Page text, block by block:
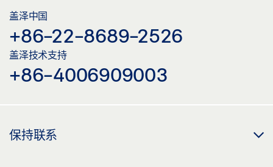
盖泽中国
+86-22-8689-2526
盖泽技术支持
+86-4006909003
保持联系